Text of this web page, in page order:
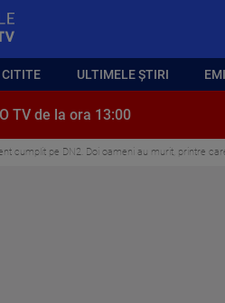
ULTIMELE ȘTIRI
TV de la ora 13:00
cumplit pe DN2. Doi oameni au murit, printre